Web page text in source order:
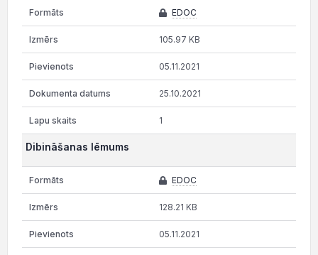
EDOC
105.97 KB
05.11.2021
25.10.2021
1
Dibināšanas lēmums
EDOC
128.21 KB
05.11.2021